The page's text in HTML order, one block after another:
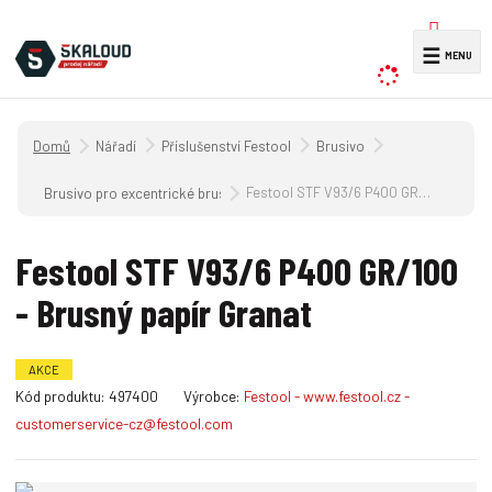
h
d
☰
Úvodní strana
Nářadí Příslušenství Festool Brusivo
Brusivo pro excentrické brusky s převodovkou, excentrické brusky a
Festool STF V93/6 P400 GR/100 - Brusný papír Granat
Festool STF V93/6 P400 GR/100
- Brusný papír Granat
AKCE
Kód produktu:497400
K
v
Výrobce: Festool - www.festool.cz -
customerservice-cz@festool.com